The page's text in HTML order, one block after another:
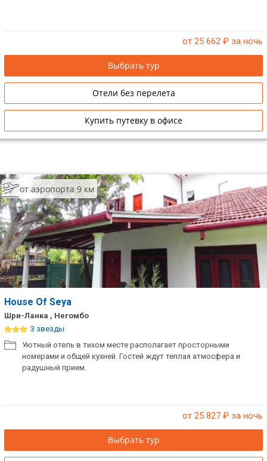
от 25 662 ₽ за ночь
Выбрать тур
Отели без перелета
Купить путевку в офисе
от аэропорта 9 км
House Of Seya
Шри-Ланка , Негомбо
3 звезды
Уютный отель в тихом месте располагает просторными
номерами и общей кухней. Гостей ждут теплая атмосфера и
радушный прием.
от 25 827 ₽ за ночь
Выбрать тур